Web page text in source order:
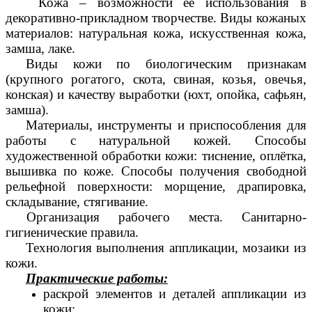
декоративно-прикладном творчестве. Виды кожаных
материалов: натуральная кожа, искусственная кожа,
замша, лаке.
Виды кожи по биологическим признакам
(крупного рогатого, скота, свиная, козья, овечья,
конская) и качеству выработки (юхт, опойка, сафьян,
замша).
Материалы, инструменты и приспособления для
работы с натуральной кожей. Способы
художественной обработки кожи: тиснение, оплётка,
вышивка по коже. Способы получения свободной
рельефной поверхности: морщение, драпировка,
складывание, стягивание.
Организация рабочего места. Санитарно-
гигиенические правила.
Технология выполнения аппликации, мозаики из
кожи.
Практические работы:
раскрой элементов и деталей аппликации из